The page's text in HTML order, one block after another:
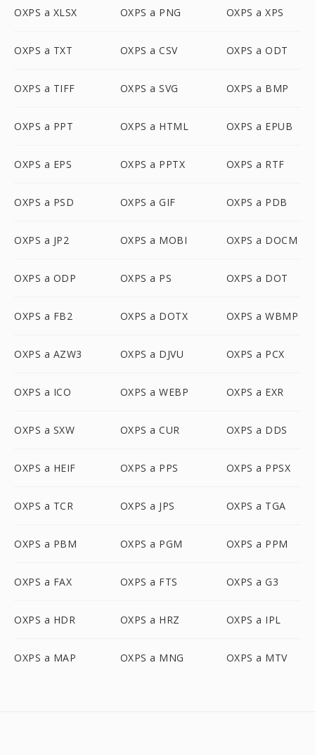
OXPS a XLSX OXPS a PNG OXPS a XPS
OXPS a TXT OXPS a CSV OXPS a ODT
OXPS a TIFF OXPS a SVG OXPS a BMP
OXPS a PPT OXPS a HTML OXPS a EPUB
OXPS a EPS OXPS a PPTX OXPS a RTF
OXPS a PSD OXPS a GIF OXPS a PDB
OXPS a JP2 OXPS a MOBI OXPS a DOCM
OXPS a ODP OXPS a PS OXPS a DOT
OXPS a FB2 OXPS a DOTX OXPS a WBMP
OXPS a AZW3 OXPS a DJVU OXPS a PCX
OXPS a ICO OXPS a WEBP OXPS a EXR
OXPS a SXW OXPS a CUR OXPS a DDS
OXPS a HEIF OXPS a PPS OXPS a PPSX
OXPS a TCR OXPS a JPS OXPS a TGA
OXPS a PBM OXPS a PGM OXPS a PPM
OXPS a FAX OXPS a FTS OXPS a G3
OXPS a HDR OXPS a HRZ OXPS a IPL
OXPS a MAP OXPS a MNG OXPS a MTV